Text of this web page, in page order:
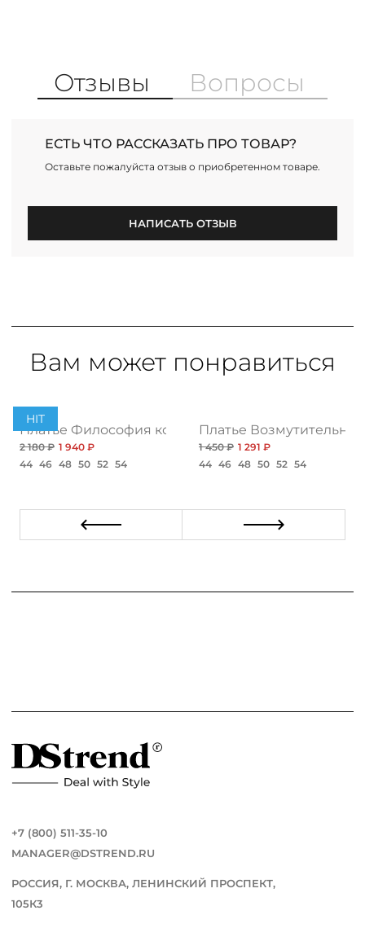
Отзывы Вопросы
ЕСТЬ ЧТО РАССКАЗАТЬ ПРО ТОВАР?
Оставьте пожалуйста отзыв о приобретенном товаре.
НАПИСАТЬ ОТЗЫВ
Вам может понравиться
блэк
HIT
Платье Философия комфорта, браво
2 180 ₽ 1 940 ₽
44 46 48 50 52 54
Платье Возмутительно
1 450 ₽ 1 291 ₽
44 46 48 50 52 54
+7 (800) 511-35-10
MANAGER@DSTREND.RU
РОССИЯ, Г. МОСКВА, ЛЕНИНСКИЙ ПРОСПЕКТ,
105К3